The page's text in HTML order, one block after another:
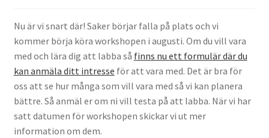
Integritetspolicy
Kassa
Köpvillkor
Mina medverkan i media
Nu är vi snart där! Saker börjar falla på plats och vi
kommer börja köra workshopen i augusti. Om du vill vara
med och lära dig att labba så finns nu ett formulär där du
kan anmäla ditt intresse för att vara med. Det är bra för
oss att se hur många som vill vara med så vi kan planera
bättre. Så anmäl er om ni vill testa på att labba. När vi har
satt datumen för workshopen skickar vi ut mer
information om dem.